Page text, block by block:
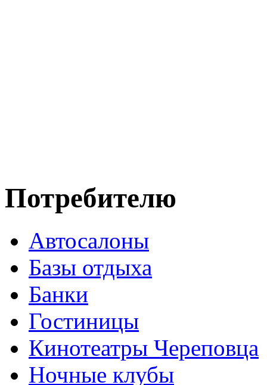
Потребителю
Автосалоны
Базы отдыха
Банки
Гостиницы
Кинотеатры Череповца
Ночные клубы